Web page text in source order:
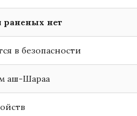
нет
в безопасности
аш-Шараа